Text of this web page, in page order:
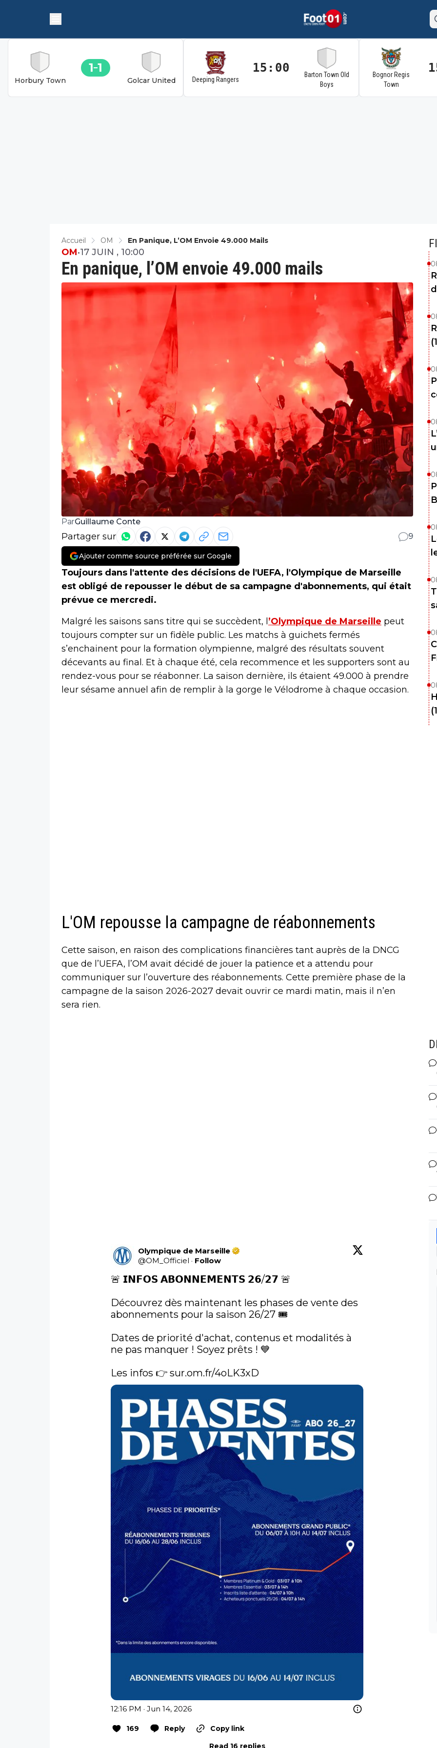
Horbury Town
1 1
Golcar United Deeping Rangers
15:00
Barton Town Old
Boys
Bognor Regis
Town
Accueil OM En Panique, L’OM Envoie 49.000 Mails
En panique, l’OM envoie 49.000 mails
OM•17 JUIN , 10:00
ParGuillaume Conte
Partager sur 9
Ajouter comme source préférée sur Google
Toujours dans l'attente des décisions de l'UEFA, l'Olympique de Marseille
est obligé de repousser le début de sa campagne d'abonnements, qui était
prévue ce mercredi.
Malgré les saisons sans titre qui se succèdent, l ’Olympique de Marseille peut
toujours compter sur un fidèle public. Les matchs à guichets fermés
s’enchainent pour la formation olympienne, malgré des résultats souvent
décevants au final. Et à chaque été, cela recommence et les supporters sont au
rendez-vous pour se réabonner. La saison dernière, ils étaient 49.000 à prendre
leur sésame annuel afin de remplir à la gorge le Vélodrome à chaque occasion.
L'OM repousse la campagne de réabonnements
Cette saison, en raison des complications financières tant auprès de la DNCG
que de l’UEFA, l’OM avait décidé de jouer la patience et a attendu pour
communiquer sur l’ouverture des réabonnements. Cette première phase de la
campagne de la saison 2026-2027 devait ouvrir ce mardi matin, mais il n’en
sera rien.
Olympique de Marseille
@OM_Officiel · Follow
🚨 𝗜𝗡𝗙𝗢𝗦 𝗔𝗕𝗢𝗡𝗡𝗘𝗠𝗘𝗡𝗧𝗦 𝟮𝟲/𝟮𝟳 🚨
Découvrez dès maintenant les phases de vente des
abonnements pour la saison 26/27 🎟️
Dates de priorité d'achat, contenus et modalités à
ne pas manquer ! Soyez prêts ! 💙
Les infos 👉 sur.om.fr/4oLK3xD
12:16 PM · Jun 14, 2026
169 Reply
Copy link
Read 16 replies